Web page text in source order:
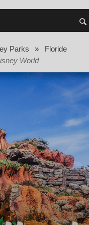
Parks »
Floride
World